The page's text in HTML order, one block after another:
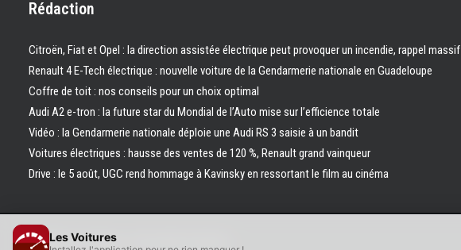
Rédaction
Citroën, Fiat et Opel : la direction assistée électrique peut provoquer un incendie, rappel massif
Renault 4 E-Tech électrique : nouvelle voiture de la Gendarmerie nationale en Guadeloupe
Coffre de toit : nos conseils pour un choix optimal
Audi A2 e-tron : la future star du Mondial de l’Auto mise sur l’efficience totale
Vidéo : la Gendarmerie nationale déploie une Audi RS 3 saisie à un bandit
Voitures électriques : hausse des ventes de 120 %, Renault grand vainqueur
Drive : le 5 août, UGC rend hommage à Kavinsky en ressortant le film au cinéma
© 2026 Les Voitures. | Tous droits réservés.
Les Voitures